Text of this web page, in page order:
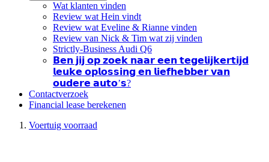
Wat klanten vinden
Review wat Hein vindt
Review wat Eveline & Rianne vinden
Review van Nick & Tim wat zij vinden
Strictly-Business Audi Q6
𝗕𝗲𝗻 𝗷𝗶𝗷 𝗼𝗽 𝘇𝗼𝗲𝗸 𝗻𝗮𝗮𝗿 𝗲𝗲𝗻 𝘁𝗲𝗴𝗲𝗹𝗶𝗷𝗸𝗲𝗿𝘁𝗶𝗷𝗱
𝗹𝗲𝘂𝗸𝗲 𝗼𝗽𝗹𝗼𝘀𝘀𝗶𝗻𝗴 𝗲𝗻 𝗹𝗶𝗲𝗳𝗵𝗲𝗯𝗯𝗲𝗿 𝘃𝗮𝗻
𝗼𝘂𝗱𝗲𝗿𝗲 𝗮𝘂𝘁𝗼’𝘀?
Contactverzoek
Financial lease berekenen
Voertuig voorraad